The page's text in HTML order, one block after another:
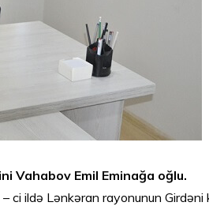
Vahabov Emil Eminağa oğlu.
ildə Lənkəran rayonunun Girdəni